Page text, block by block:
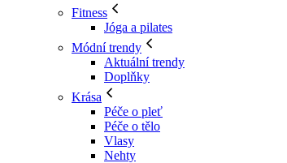
Fitness
Jóga a pilates
Módní trendy
Aktuální trendy
Doplňky
Krása
Péče o pleť
Péče o tělo
Vlasy
Nehty